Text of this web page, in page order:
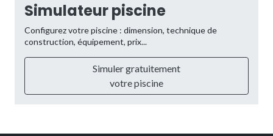
Simulateur piscine
Configurez votre piscine : dimension, technique de
construction, équipement, prix...
Simuler gratuitement
votre piscine